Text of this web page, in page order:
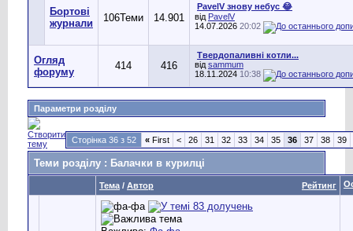
Бортові
журнали
106Теми 14.901
PavelV знову небус 😂
від PavelV
14.07.2026 20:02
Огляд
форуму
414 416
Твердопаливні котли...
від sammum
18.11.2024 10:38
Параметри розділу
Сторінка 36 з 52 « First < 26 31 32 33 34 35 36 37 38 39
Теми розділу : Балачки в курилці
Рейтинг
Тема / Автор